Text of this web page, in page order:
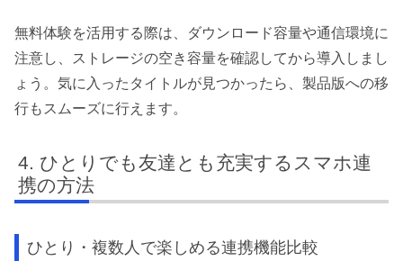
無料体験を活用する際は、ダウンロード容量や通信環境に
注意し、ストレージの空き容量を確認してから導入しまし
ょう。気に入ったタイトルが見つかったら、製品版への移
行もスムーズに行えます。
ひとりでも友達とも充実するスマホ連
携の方法
ひとり・複数人で楽しめる連携機能比較